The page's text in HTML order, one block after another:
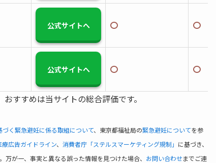
公式サイトへ 〇 〇
公式サイトへ 〇 〇
すすめは当サイトの総合評価です。
づく緊急避妊に係る取組について、東京都福祉局の緊急避妊についてを参
療広告ガイドライン、 消費者庁「ステルスマーケティング規制」 に基づき、
万が一、事実と異なる誤った情報を見つけた場合、 お問い合わせまでご連